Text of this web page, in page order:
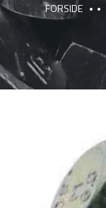
FORSIDE